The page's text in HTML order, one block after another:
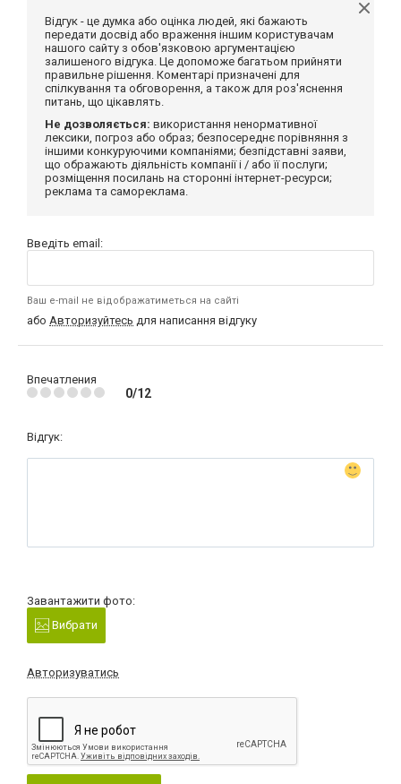
Відгук - це думка або оцінка людей, які бажають
передати досвід або враження іншим користувачам
нашого сайту з обов'язковою аргументацією
залишеного відгука. Це допоможе багатьом прийняти
правильне рішення. Коментарі призначені для
спілкування та обговорення, а також для роз'яснення
питань, що цікавлять.
Не дозволяється: використання ненормативної
лексики, погроз або образ; безпосереднє порівняння з
іншими конкуруючими компаніями; безпідставні заяви,
що ображають діяльність компанії і / або її послуги;
розміщення посилань на сторонні інтернет-ресурси;
реклама та самореклама.
Введіть email:
Ваш e-mail не відображатиметься на сайті
або Авторизуйтесь для написання відгуку
Впечатления
0/12
Відгук:
Завантажити фото:
Вибрати
Авторизуватись